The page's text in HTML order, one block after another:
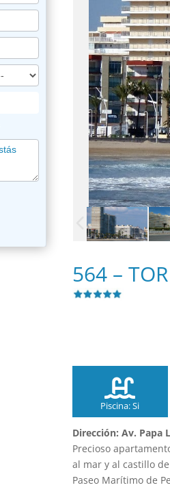
564 –

Piscina: Si
Dirección: Av. Papa
Precioso
al mar y al castillo
Paseo Marítimo de